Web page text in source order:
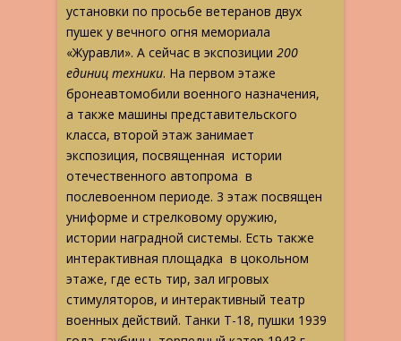
установки по просьбе ветеранов двух
пушек у вечного огня мемориала
«Журавли». А сейчас в экспозиции 200
единиц техники. На первом этаже
бронеавтомобили военного назначения,
а также машины представительского
класса, второй этаж занимает
экспозиция, посвященная истории
отечественного автопрома в
послевоенном периоде. 3 этаж посвящен
униформе и стрелковому оружию,
истории наградной системы. Есть также
интерактивная площадка в цокольном
этаже, где есть тир, зал игровых
стимуляторов, и интерактивный театр
военных действий. Танки Т-18, пушки 1939